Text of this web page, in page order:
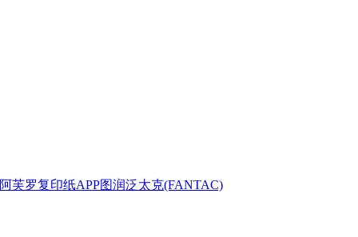
阿芙罗复印纸APP图润泛太克(FANTAC)